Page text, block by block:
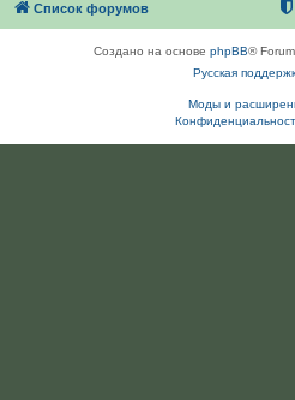
Список форумов
Создано на основе phpBB®
Русская
Моды и